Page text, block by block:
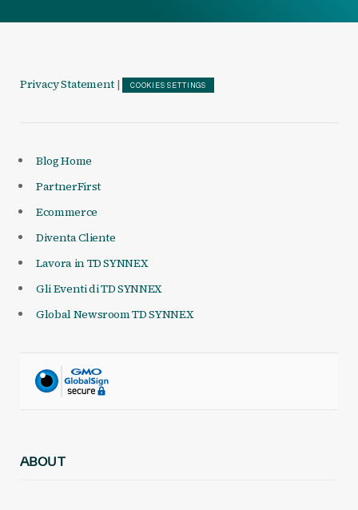
Privacy Statement | COOKIES SETTINGS
Blog Home
PartnerFirst
Ecommerce
Diventa Cliente
Lavora in TD SYNNEX
Gli Eventi di TD SYNNEX
Global Newsroom TD SYNNEX
ABOUT